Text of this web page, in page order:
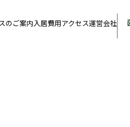
のご案内入居費用アクセス運営会社